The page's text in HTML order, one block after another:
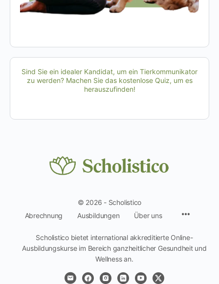
Sind Sie ein idealer Kandidat, um ein Tierkommunikator
zu werden? Machen Sie das kostenlose Quiz, um es
herauszufinden!
© 2026 - Scholistico
Abrechnung
Ausbildungen Über uns
Scholistico bietet international akkreditierte Online-
Ausbildungskurse im Bereich ganzheitlicher Gesundheit und
Wellness an.